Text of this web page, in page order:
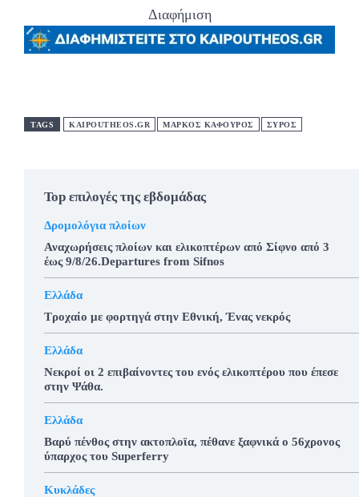
Διαφήμιση
TAGS KAIPOUTHEOS.GR ΜΑΡΚΟΣ ΚΑΦΟΥΡΟΣ ΣΥΡΟΣ
Top επιλογές της εβδομάδας
Δρομολόγια πλοίων
Αναχωρήσεις πλοίων και ελικοπτέρων από Σίφνο από 3
έως 9/8/26.Departures from Sifnos
Ελλάδα
Τροχαίο με φορτηγά στην Εθνική, Ένας νεκρός
Ελλάδα
Νεκροί οι 2 επιβαίνοντες του ενός ελικοπτέρου που έπεσε
στην Ψάθα.
Ελλάδα
Βαρύ πένθος στην ακτοπλοϊα, πέθανε ξαφνικά ο 56χρονος
ύπαρχος του Superferry
Κυκλάδες